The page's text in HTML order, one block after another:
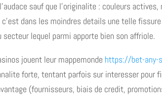
sauf que l’originalite : couleurs
c’est dans les moindres details une telle
secteur lequel parmi apporte bien son affriole.
jouent leur mappemonde https://bet-any-
forte, tentant parfois sur interesser pour
(fournisseurs, biais de credit,